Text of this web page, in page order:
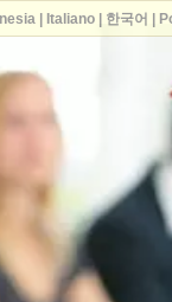
| Italiano| 한국어